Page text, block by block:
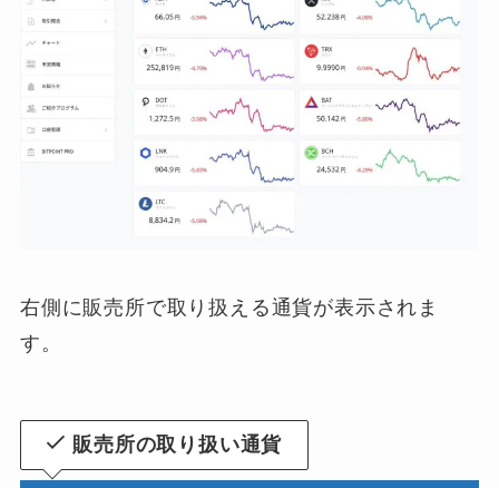
右側に販売所で取り扱える通貨が表示されま
す。
販売所の取り扱い通貨